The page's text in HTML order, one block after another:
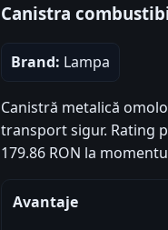
Canistra
Brand: Lampa
Canistră metalică
transport sigur. Rating
179.86 RON la
Avantaje